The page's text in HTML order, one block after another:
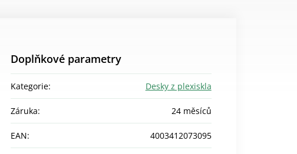
Doplňkové parametry
Kategorie: Desky z plexiskla
Záruka: 24 měsíců
EAN: 4003412073095